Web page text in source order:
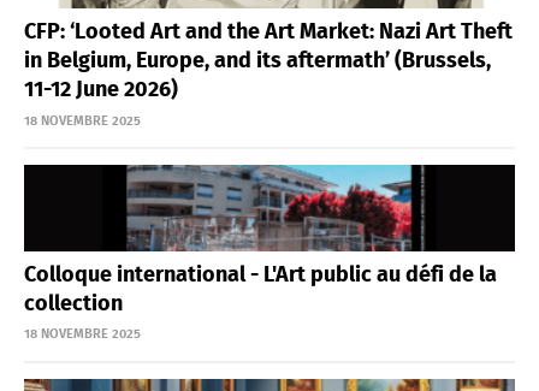
CFP: ‘Looted Art and the Art Market: Nazi Art Theft
in Belgium, Europe, and its aftermath’ (Brussels,
11-12 June 2026)
18 NOVEMBRE 2025
Colloque international - L'Art public au défi de la
collection
18 NOVEMBRE 2025